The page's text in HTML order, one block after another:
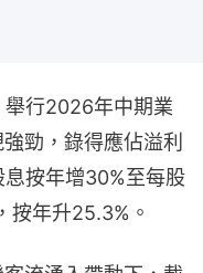
行2026年中期業
勁，錄得應佔溢利
按年增30%至每股
按年升25.3%。